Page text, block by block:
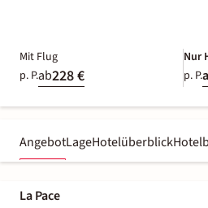
Mit Flug
p. P.ab228 €
Nur
p. P.
AngebotLageHotelüberblick
La Pace